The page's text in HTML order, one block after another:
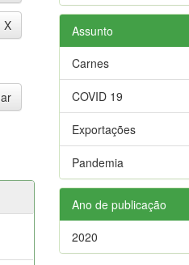
Assunto
Carnes
COVID 19
Exportações
Pandemia
Ano de publicação
2020